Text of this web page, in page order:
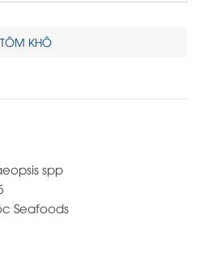
KHÔ
spp
Seafoods